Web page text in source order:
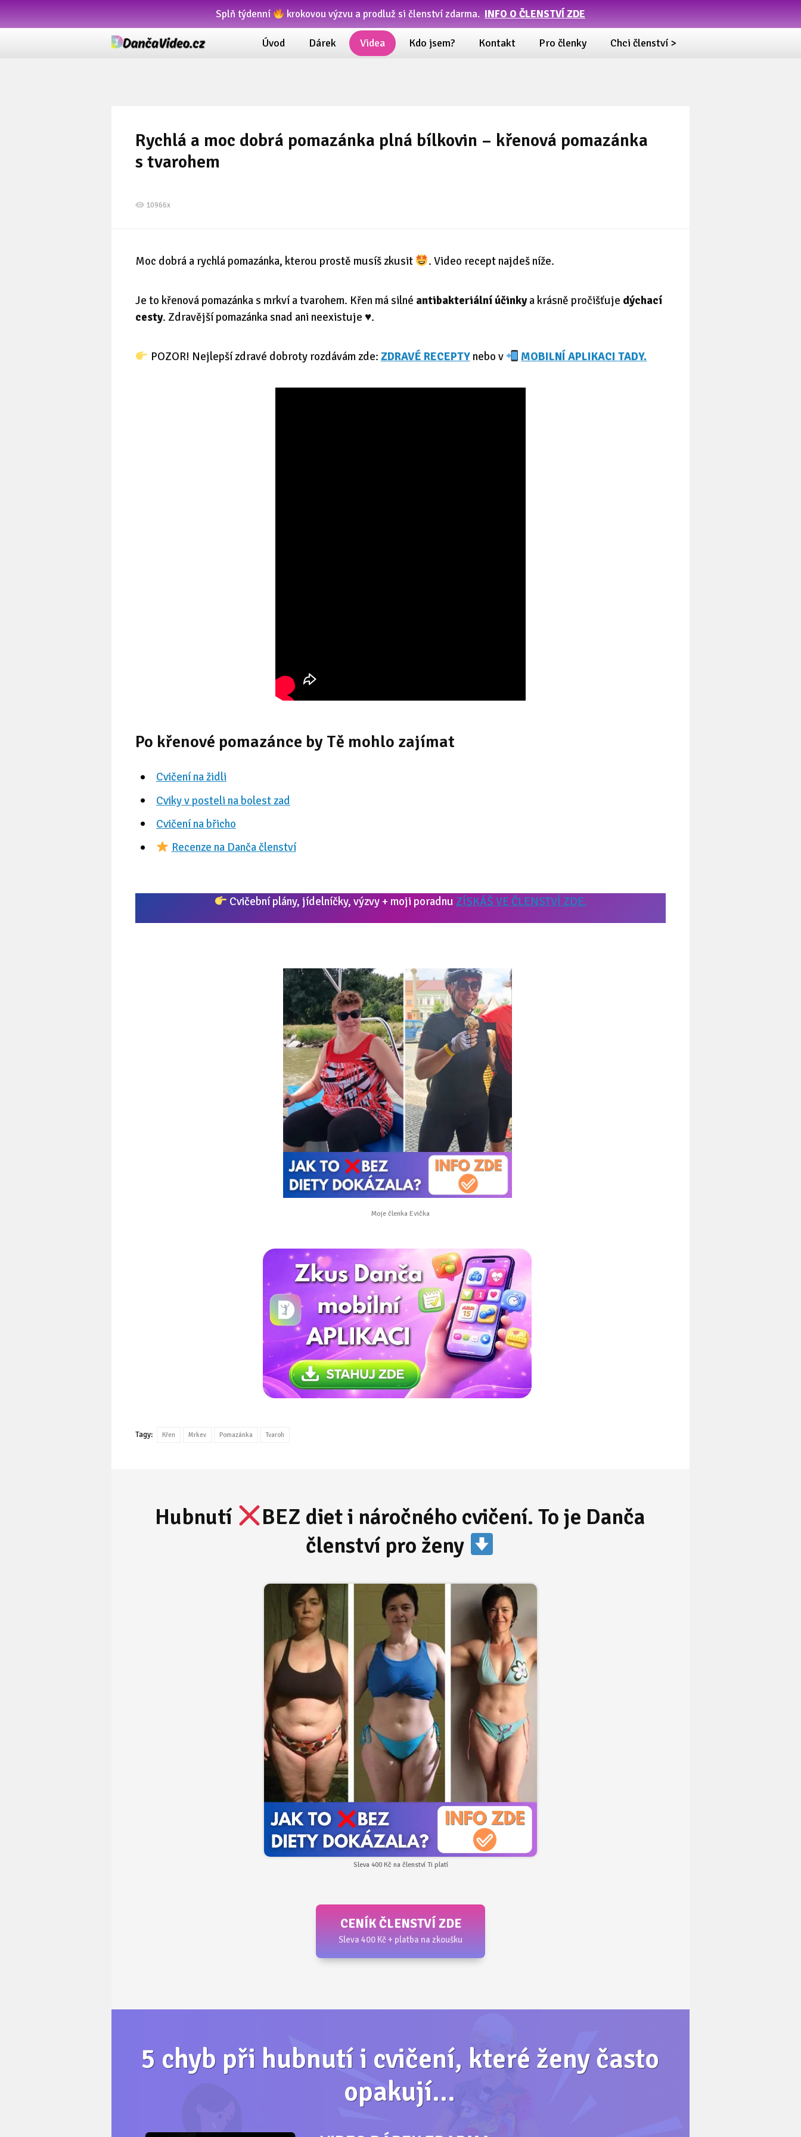
Splň týdenní krokovou výzvu a prodluž si členství zdarma. INFO O ČLENSTVÍ ZDE
Úvod Dárek Videa Kdo jsem? Kontakt Pro členky Chci členství >
Rychlá a moc dobrá pomazánka plná bílkovin – křenová pomazánka
s tvarohem
10966x
Moc dobrá a rychlá pomazánka, kterou prostě musíš zkusit . Video recept najdeš níže.
Je to křenová pomazánka s mrkví a tvarohem. Křen má silné antibakteriální účinkya krásně pročišťuje dýchací
cesty. Zdravější pomazánka snad ani neexistuje ♥️.
POZOR! Nejlepší zdravé dobroty rozdávám zde: ZDRAVÉ RECEPTYnebo v MOBILNÍ APLIKACI TADY.
Po křenové pomazánce by Tě mohlo zajímat
Cvičení na židli
Cviky v posteli na bolest zad
Cvičení na břicho
Recenze na Danča členství
Cvičební plány, jídelníčky, výzvy + moji poradnu ZÍSKÁŠ VE ČLENSTVÍ ZDE.
Moje členka Evička
Tagy: Křen Mrkev Pomazánka Tvaroh
Hubnutí
BEZ diet i náročného cvičení. To je Danča
členství pro ženy
Sleva 400 Kč na členství Ti platí
CENÍK ČLENSTVÍ ZDE
Sleva 400 Kč + platba na zkoušku
5 chyb při hubnutí i cvičení, které ženy často
opakují...